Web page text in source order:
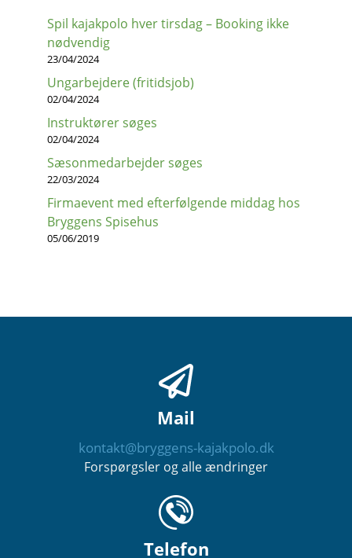
Spil kajakpolo hver tirsdag – Booking ikke
nødvendig
23/04/2024
Ungarbejdere (fritidsjob)
02/04/2024
Instruktører søges
02/04/2024
Sæsonmedarbejder søges
22/03/2024
Firmaevent med efterfølgende middag hos
Bryggens Spisehus
05/06/2019
Mail
kontakt@bryggens-kajakpolo.dk
Forspørgsler og alle ændringer
Telefon